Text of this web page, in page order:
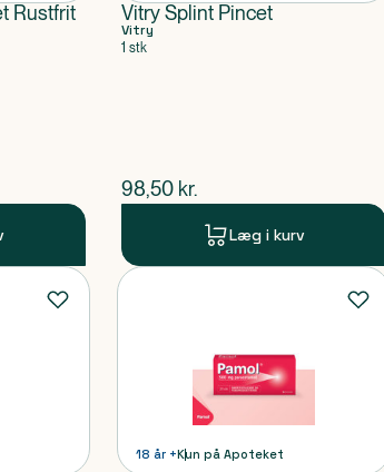
Rustfrit
Vitry Splint Pincet
Vitry
1 stk
$nuværende pris
98,50 kr.
Læg i kurv
18 år +Kun på Apoteket